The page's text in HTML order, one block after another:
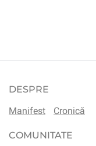
DESPRE
Manifest
Cronică
COMUNITATE